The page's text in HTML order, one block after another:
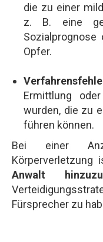
die zu einer
z. B. eine
Sozialprognose
Opfer.
Ermittlung
wurden, die zu
führen können.
Bei einer
Anwalt
Fürsprecher zu